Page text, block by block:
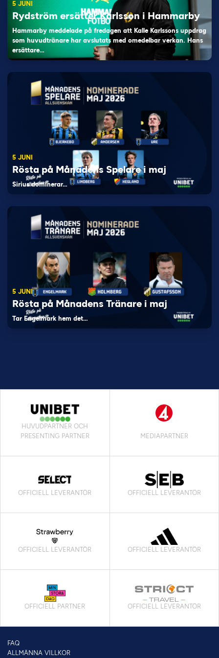
5 JUNI
Rydström ersätter Karlsson i Hammarby
Hammarby meddelade på fredagen att Kalle Karlssons uppdrag
som huvudtränare har avslutats med omedelbar verkan. Hans
ersättare…
5 JUNI
Rösta på Månadens Spelare i maj
Sirius dominerar…
5 JUNI
Rösta på Månadens Tränare i maj
Tar Engelmark hem det…
HUVUDPARTNER OCH
PRESENTING PARTNER
MEDIAPARTNER
OFFICIELL LEVERANTÖR OFFICIELL LEVERANTÖR
OFFICIELL LEVERANTÖR OFFICIELL LEVERANTÖR
OFFICIELL PARTNER OFFICIELL LEVERANTÖR
FAQ
ALLMÄNNA VILLKOR